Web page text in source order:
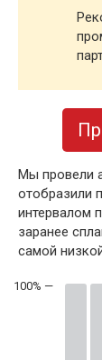
Мы провели
отобразили
интервалом
заранее
самой